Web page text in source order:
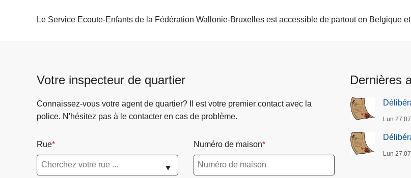
Le Service Ecoute-Enfants de la Fédération Wallonie-Bruxelles est accessible de partout en Belgique
Votre inspecteur de quartier
Connaissez-vous votre agent de quartier? Il est votre premier contact avec la
police. N'hésitez pas à le contacter en cas de problème.
Rue
▼
Numéro de maison
Dernières
Lun
Lun